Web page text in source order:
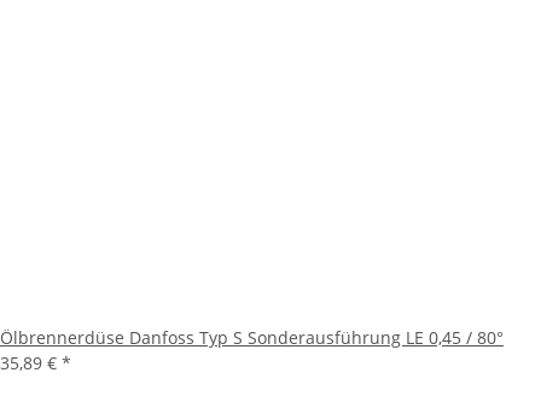
Ölbrennerdüse Danfoss Typ S Sonderausführung LE 0,45 / 80°
35,89 € *